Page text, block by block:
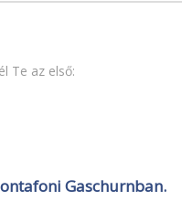
Te az első:
Gaschurnban.